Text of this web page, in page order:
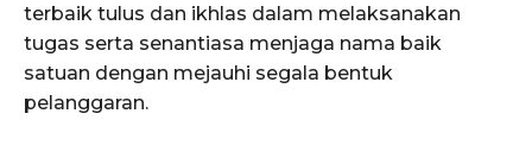
terbaik tulus dan ikhlas dalam melaksanakan
tugas serta senantiasa menjaga nama baik
satuan dengan mejauhi segala bentuk
pelanggaran.